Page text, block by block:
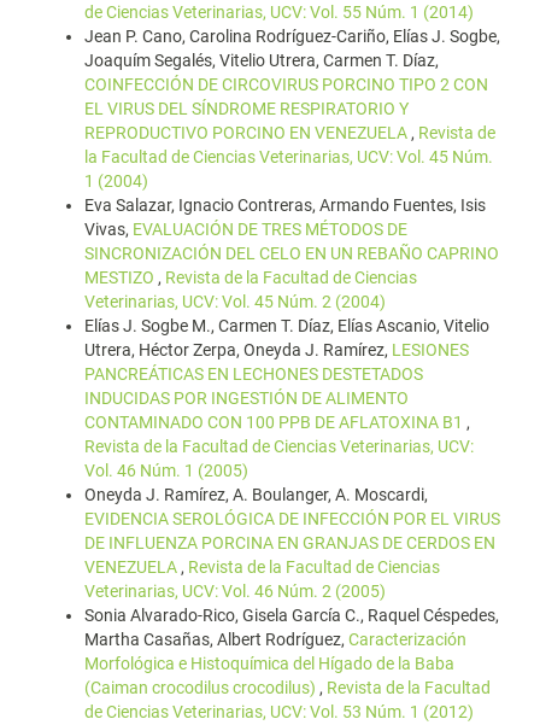
de Ciencias Veterinarias, UCV: Vol. 55 Núm. 1 (2014)
Jean P. Cano, Carolina Rodríguez-Cariño, Elías J. Sogbe,
Joaquím Segalés, Vitelio Utrera, Carmen T. Díaz,
COINFECCIÓN DE CIRCOVIRUS PORCINO TIPO 2 CON
EL VIRUS DEL SÍNDROME RESPIRATORIO Y
REPRODUCTIVO PORCINO EN VENEZUELA, Revista de
la Facultad de Ciencias Veterinarias, UCV: Vol. 45 Núm.
1 (2004)
Eva Salazar, Ignacio Contreras, Armando Fuentes, Isis
Vivas, EVALUACIÓN DE TRES MÉTODOS DE
SINCRONIZACIÓN DEL CELO EN UN REBAÑO CAPRINO
MESTIZO , Revista de la Facultad de Ciencias
Veterinarias, UCV: Vol. 45 Núm. 2 (2004)
Elías J. Sogbe M., Carmen T. Díaz, Elías Ascanio, Vitelio
Utrera, Héctor Zerpa, Oneyda J. Ramírez, LESIONES
PANCREÁTICAS EN LECHONES DESTETADOS
INDUCIDAS POR INGESTIÓN DE ALIMENTO
CONTAMINADO CON 100 PPB DE AFLATOXINA B1 ,
Revista de la Facultad de Ciencias Veterinarias, UCV:
Vol. 46 Núm. 1 (2005)
Oneyda J. Ramírez, A. Boulanger, A. Moscardi,
EVIDENCIA SEROLÓGICA DE INFECCIÓN POR EL VIRUS
DE INFLUENZA PORCINA EN GRANJAS DE CERDOS EN
VENEZUELA, Revista de la Facultad de Ciencias
Veterinarias, UCV: Vol. 46 Núm. 2 (2005)
Sonia Alvarado-Rico, Gisela García C., Raquel Céspedes,
Martha Casañas, Albert Rodríguez, Caracterización
Morfológica e Histoquímica del Hígado de la Baba
(Caiman crocodilus crocodilus) , Revista de la Facultad
de Ciencias Veterinarias, UCV: Vol. 53 Núm. 1 (2012)